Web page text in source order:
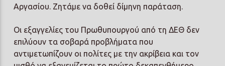
Αργασίου. Ζητάμε να δοθεί δίμηνη παράταση.
Οι εξαγγελίες του Πρωθυπουργού από τη ΔΕΘ δεν
επιλύουν τα σοβαρά προβλήματα που
αντιμετωπίζουν οι πολίτες με την ακρίβεια και τον